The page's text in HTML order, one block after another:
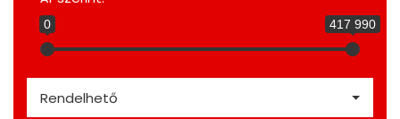
0 417 990
Rendelhető